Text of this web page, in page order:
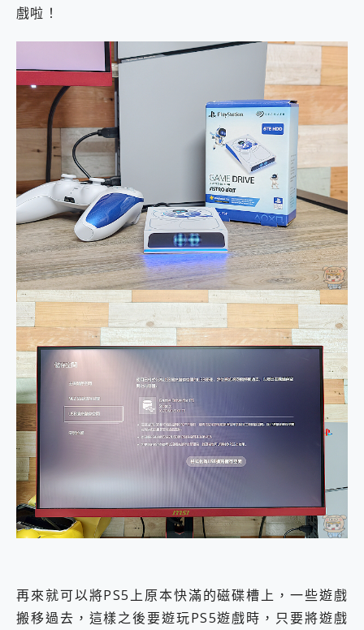
戲啦！
再來就可以將PS5上原本快滿的磁碟槽上，一些遊戲
搬移過去，這樣之後要遊玩PS5遊戲時，只要將遊戲